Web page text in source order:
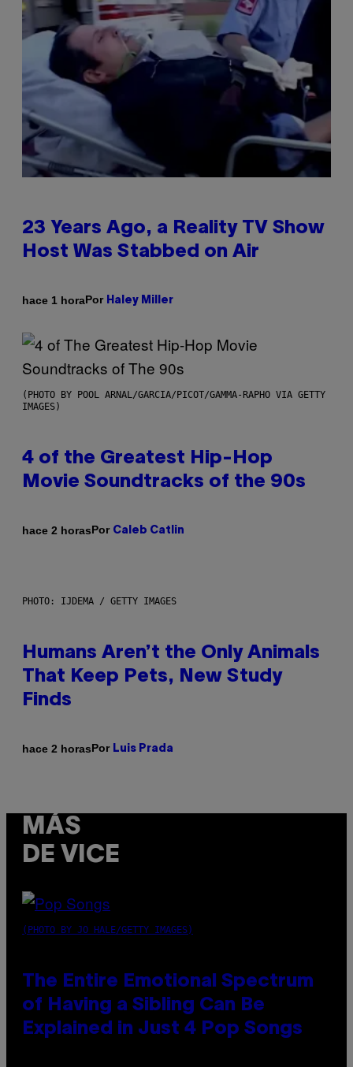
23 Years Ago, a Reality TV Show
Host Was Stabbed on Air
hace 1 horaPor Haley Miller
(PHOTO BY POOL ARNAL/GARCIA/PICOT/GAMMA-RAPHO VIA GETTY
IMAGES)
4 of the Greatest Hip-Hop
Movie Soundtracks of the 90s
hace 2 horasPor Caleb Catlin
PHOTO: IJDEMA / GETTY IMAGES
Humans Aren’t the Only Animals
That Keep Pets, New Study
Finds
hace 2 horasPor Luis Prada
MÁS
DE VICE
(PHOTO BY JO HALE/GETTY IMAGES)
The Entire Emotional Spectrum
of Having a Sibling Can Be
Explained in Just 4 Pop Songs